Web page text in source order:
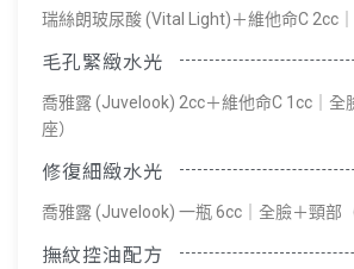
瑞絲朗玻尿酸 (Vital Light)＋維他命C 2cc
毛孔緊緻水光
喬雅露 (Juvelook) 2cc＋維他命C 1cc｜全
座）
修復細緻水光
喬雅露 (Juvelook) 一瓶 6cc｜全臉＋頸部
撫紋控油配方